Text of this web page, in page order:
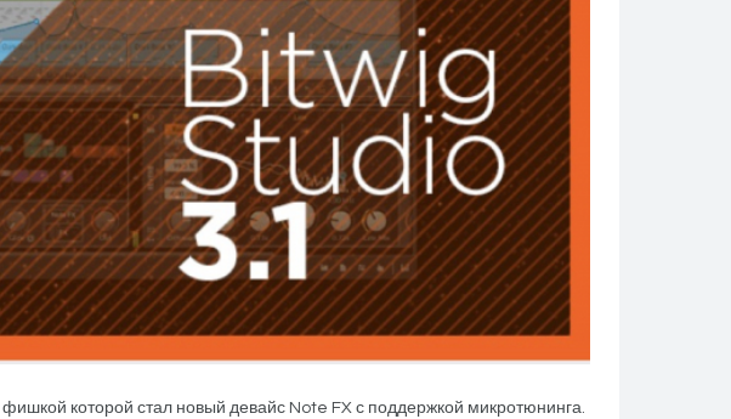
которой стал новый девайс Note FX с поддержкой микротюнинга.